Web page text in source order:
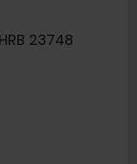
23748